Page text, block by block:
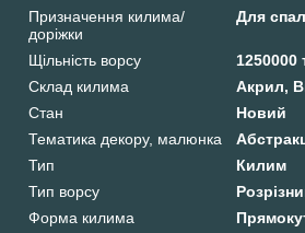
Призначення килима/
доріжки
Для
Щільність ворсу
1250000
Склад килима
Акрил,
Стан
Новий
Тематика декору, малюнка
Тип
Килим
Тип ворсу
Форма килима